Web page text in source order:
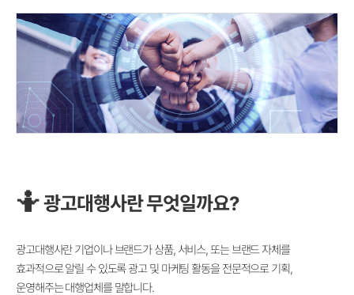
🤷광고대행사란 무엇일까요?
광고대행사란 기업이나 브랜드가 상품, 서비스, 또는 브랜드 자체를
효과적으로 알릴 수 있도록 광고 및 마케팅 활동을 전문적으로 기획,
운영해주는 대행업체를 말합니다.